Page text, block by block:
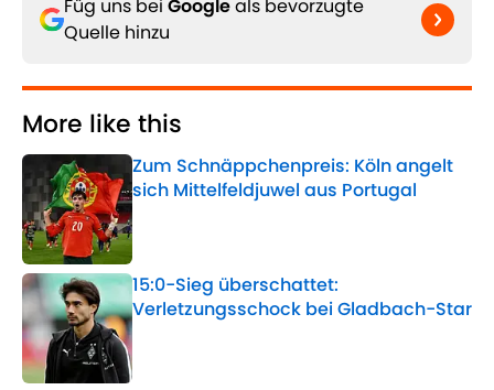
Füg uns bei Googleals bevorzugte
Quelle hinzu
More like this
Zum Schnäppchenpreis: Köln angelt
sich Mittelfeldjuwel aus Portugal
Published by on Invalid Date
15:0-Sieg überschattet:
Verletzungsschock bei Gladbach-Star
Published by on Invalid Date